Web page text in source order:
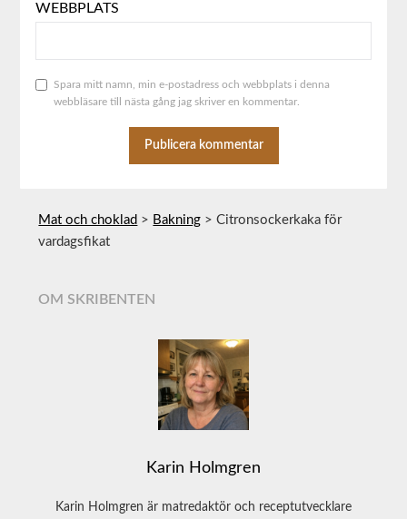
WEBBPLATS
Spara mitt namn, min e-postadress och webbplats i denna
webbläsare till nästa gång jag skriver en kommentar.
Mat och choklad > Bakning >Citronsockerkaka för
vardagsfikat
OM SKRIBENTEN
Karin Holmgren
Karin Holmgren är matredaktör och receptutvecklare